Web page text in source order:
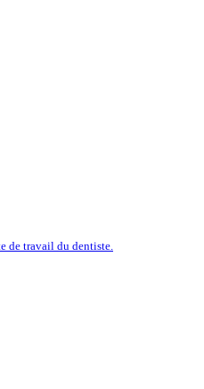
de travail du dentiste.